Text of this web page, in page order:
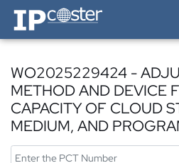
IP-Coster — Home
WO2025229424 -
METHOD AND DEVICE
CAPACITY OF CLOUD
MEDIUM, AND